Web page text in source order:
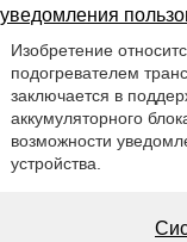
уведомления
Изобретение
подогревателем
заключается в
аккумуляторного
возможности
устройства.